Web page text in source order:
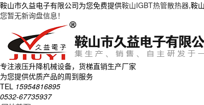
鞍山市久益电子有限公司为您免费提供鞍山IGBT热管散热器,鞍
您暂无新询盘信息！
专注液压升降机械设备，货梯直销生产厂家
为您提供优质产品的周到服务
TEL 15954816895
0532-67735937